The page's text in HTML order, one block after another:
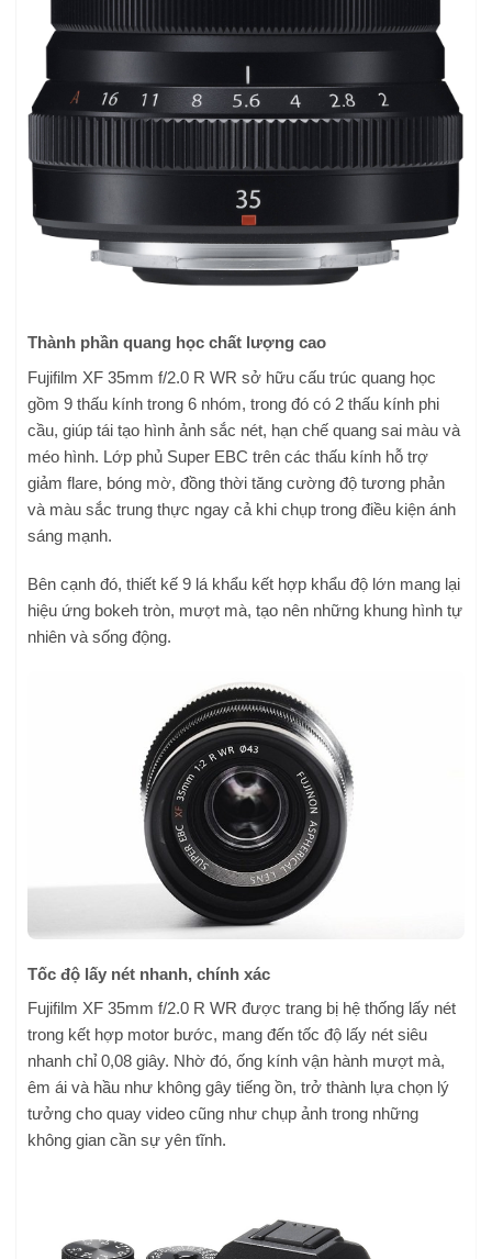
Thành phần quang học chất lượng cao
Fujifilm XF 35mm f/2.0 R WR sở hữu cấu trúc quang học
gồm 9 thấu kính trong 6 nhóm, trong đó có 2 thấu kính phi
cầu, giúp tái tạo hình ảnh sắc nét, hạn chế quang sai màu và
méo hình. Lớp phủ Super EBC trên các thấu kính hỗ trợ
giảm flare, bóng mờ, đồng thời tăng cường độ tương phản
và màu sắc trung thực ngay cả khi chụp trong điều kiện ánh
sáng mạnh.
Bên cạnh đó, thiết kế 9 lá khẩu kết hợp khẩu độ lớn mang lại
hiệu ứng bokeh tròn, mượt mà, tạo nên những khung hình tự
nhiên và sống động.
Tốc độ lấy nét nhanh, chính xác
Fujifilm XF 35mm f/2.0 R WR được trang bị hệ thống lấy nét
trong kết hợp motor bước, mang đến tốc độ lấy nét siêu
nhanh chỉ 0,08 giây. Nhờ đó, ống kính vận hành mượt mà,
êm ái và hầu như không gây tiếng ồn, trở thành lựa chọn lý
tưởng cho quay video cũng như chụp ảnh trong những
không gian cần sự yên tĩnh.